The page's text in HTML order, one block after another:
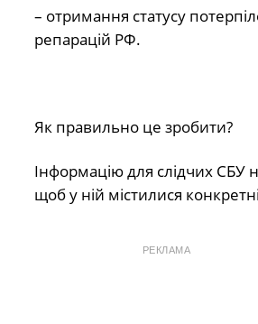
– отримання статусу
репарацій РФ.
Як правильно це зробити?
Інформацію для слідчих СБУ
щоб у ній містилися
РЕКЛАМА